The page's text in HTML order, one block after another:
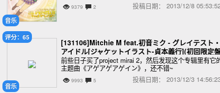
音乐
9379 2 投稿日期： 2013/12/8
音乐
评分：65
[131106]Mitchie M feat.初音ミク - グレイテスト・
アイドル[ジャケットイラスト-貞本義行](初回限定
(DVD付)[320K]
前些日子买了project mirai 2，然后发现这个专辑里有它
主题曲《アゲアゲアゲイン》，还不错~
9993 5 投稿日期： 2013/12/3